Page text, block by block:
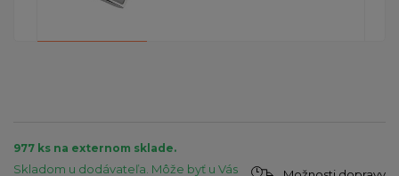
977 ks na externom sklade.
Skladom u dodávateľa. Môže byť u Vás